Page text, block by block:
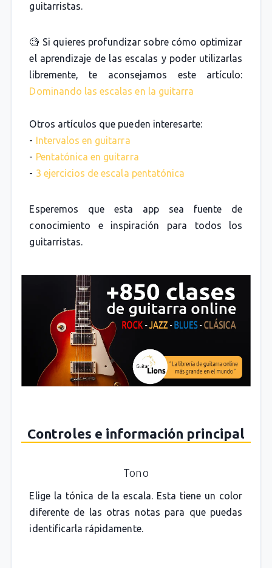
guitarristas.
🧐 Si quieres profundizar sobre cómo optimizar
el aprendizaje de las escalas y poder utilizarlas
libremente, te aconsejamos este artículo:
Dominando las escalas en la guitarra
Otros artículos que pueden interesarte:
- Intervalos en guitarra
- Pentatónica en guitarra
- 3 ejercicios de escala pentatónica
Esperemos que esta app sea fuente de
conocimiento e inspiración para todos los
guitarristas.
Controles e información principal
Tono
Elige la tónica de la escala. Esta tiene un color
diferente de las otras notas para que puedas
identificarla rápidamente.